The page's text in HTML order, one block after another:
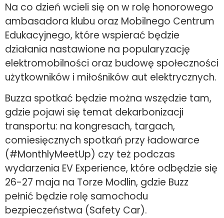
Na co dzień wcieli się on w rolę honorowego
ambasadora klubu oraz Mobilnego Centrum
Edukacyjnego, które wspierać będzie
działania nastawione na popularyzację
elektromobilności oraz budowę społeczności
użytkowników i miłośników aut elektrycznych.
Buzza spotkać będzie można wszędzie tam,
gdzie pojawi się temat dekarbonizacji
transportu: na kongresach, targach,
comiesięcznych spotkań przy ładowarce
(#MonthlyMeetUp) czy też podczas
wydarzenia EV Experience, które odbędzie się
26-27 maja na Torze Modlin, gdzie Buzz
pełnić będzie rolę samochodu
bezpieczeństwa (Safety Car).